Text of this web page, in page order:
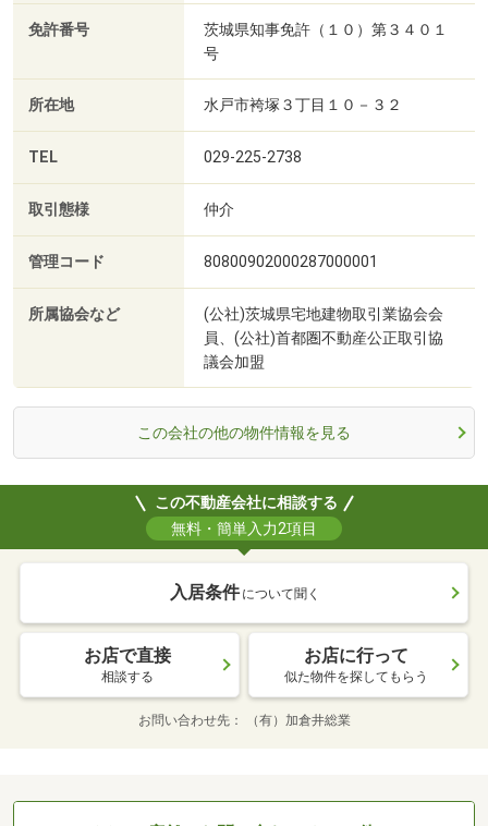
免許番号
茨城県知事免許（１０）第３４０１
号
所在地 水戸市袴塚３丁目１０－３２
TEL 029-225-2738
取引態様 仲介
管理コード 80800902000287000001
所属協会など
(公社)茨城県宅地建物取引業協会会
員、(公社)首都圏不動産公正取引協
議会加盟
この会社の他の物件情報を見る
この不動産会社に相談する
無料・簡単入力2項目
入居条件 について聞く
お店で直接
相談する
お店に行って
似た物件を探してもらう
お問い合わせ先 （有）加倉井総業